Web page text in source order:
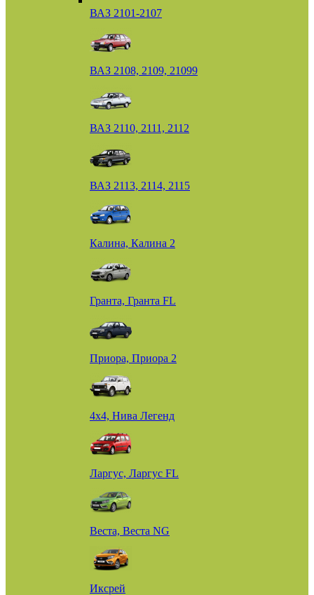
ВАЗ 2101-2107
ВАЗ 2108, 2109, 21099
ВАЗ 2110, 2111, 2112
ВАЗ 2113, 2114, 2115
Калина, Калина 2
Гранта, Гранта FL
Приора, Приора 2
4х4, Нива Легенд
Ларгус, Ларгус FL
Веста, Веста NG
Иксрей